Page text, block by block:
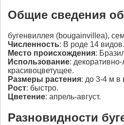
Общие сведения
бугенвиллея (bougainvillea),
Численность: В роде 14 видов.
Место происхождения:
Использование:
красивоцветущее.
Размеры растения: до 3-4 м в
Рост: быстро.
Цветение: апрель-август.
Разновидности